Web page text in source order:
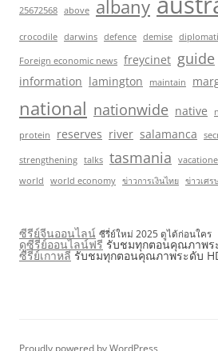
25672568 above albany
crocodile darwins defence demise
Foreign economic news freycinet guide
information lamington maintain
national nationwide native
protein reserves river salamanca
strengthening talks tasmania
world
world economy ข่าวการเงินไทย ข่าวเศร
ซีรีย์จีนออนไลน์ ซีรี่ย์ใหม่ 2025 ดูได้ก่อนใคร
ดูซีรี่ย์ออนไลน์ฟรี รับชมทุกตอนคุณภาพร
ซีรี่ย์เกาหลี รับชมทุกตอนคุณภาพระดับ